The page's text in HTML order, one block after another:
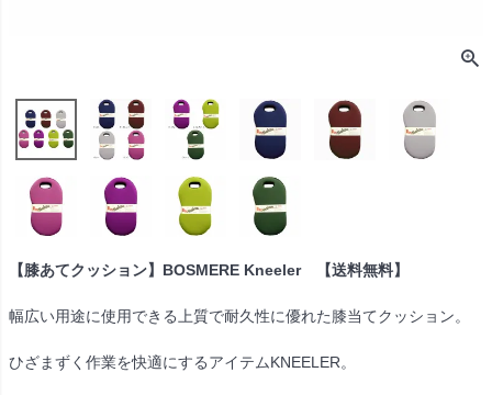
【膝あてクッション】BOSMERE Kneeler 【送料無料】
幅広い用途に使用できる上質で耐久性に優れた膝当てクッション。
ひざまずく作業を快適にするアイテムKNEELER。